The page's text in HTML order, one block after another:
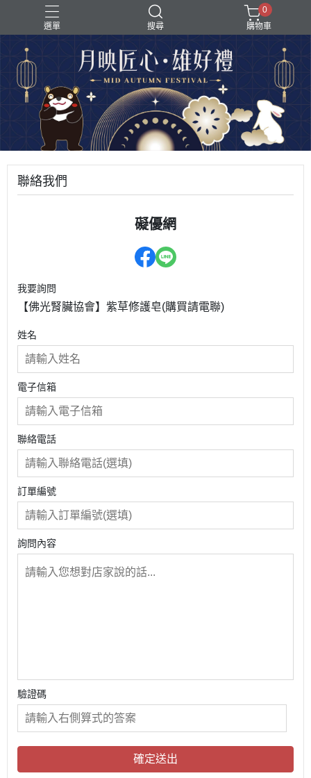
選單 搜尋
0
購物車
聯絡我們
礙優網
我要詢問
【佛光腎臟協會】紫草修護皂(購買請電聯)
姓名
電子信箱
聯絡電話
訂單編號
詢問內容
驗證碼
確定送出